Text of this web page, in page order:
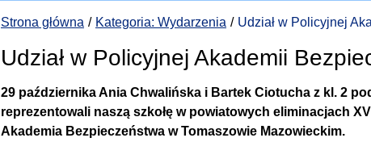
Strona główna Kategoria: Wydarzenia Udział w Policyjnej
Udział w Policyjnej Akademii
29 października Ania Chwalińska i Bartek Ciotucha z kl. 2
reprezentowali naszą szkołę w powiatowych eliminacjach
Akademia Bezpieczeństwa w Tomaszowie Mazowieckim.